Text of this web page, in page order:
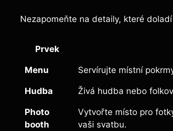
Nezapomeňte na detaily, které
Prvek
Menu Servírujte místní
Hudba Živá hudba nebo
Photo
booth
Vytvořte místo pro
vaši svatbu.